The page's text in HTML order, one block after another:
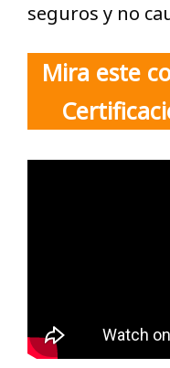
seguros y no
Mira este